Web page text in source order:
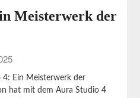
Meisterwerk der
4: Ein Meisterwerk der
hat mit dem Aura Studio 4